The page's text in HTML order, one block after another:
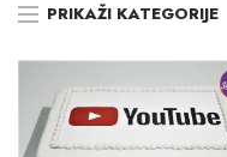
PRIKAŽI KATEGORIJE